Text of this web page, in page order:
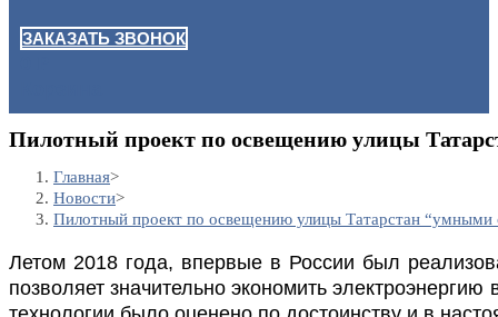
ЗАКАЗАТЬ ЗВОНОК
Пилотный проект по освещению улицы
Главная>
Новости>
Пилотный проект по освещению улицы Татарстан “умными
Летом 2018 года, впервые в России был
позволяет значительно экономить